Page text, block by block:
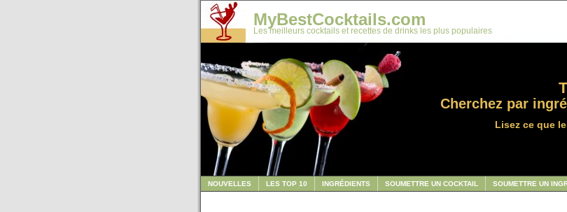
MyBestCocktails.com
Les meilleurs cocktails et recettes de drinks les plus populaires
Cherchez par
Lisez ce que
NOUVELLES LES TOP 10 INGRÉDIENTS SOUMETTRE UN COCKTAIL SOUMETTRE UN